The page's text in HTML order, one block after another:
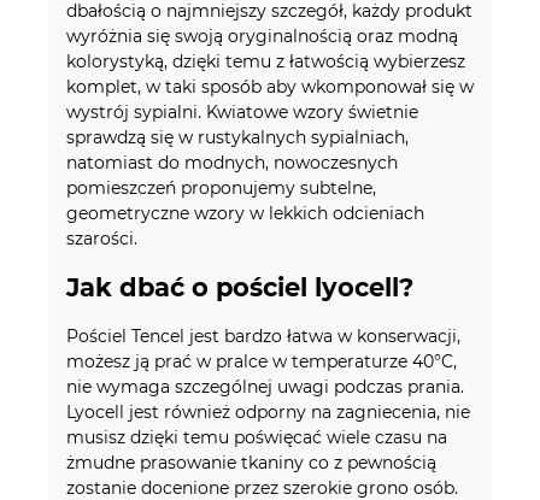
dbałością o najmniejszy szczegół, każdy produkt
wyróżnia się swoją oryginalnością oraz modną
kolorystyką, dzięki temu z łatwością wybierzesz
komplet, w taki sposób aby wkomponował się w
wystrój sypialni. Kwiatowe wzory świetnie
sprawdzą się w rustykalnych sypialniach,
natomiast do modnych, nowoczesnych
pomieszczeń proponujemy subtelne,
geometryczne wzory w lekkich odcieniach
szarości.
Jak dbać o pościel lyocell?
Pościel Tencel jest bardzo łatwa w konserwacji,
możesz ją prać w pralce w temperaturze 40°C,
nie wymaga szczególnej uwagi podczas prania.
Lyocell jest również odporny na zagniecenia, nie
musisz dzięki temu poświęcać wiele czasu na
żmudne prasowanie tkaniny co z pewnością
zostanie docenione przez szerokie grono osób.